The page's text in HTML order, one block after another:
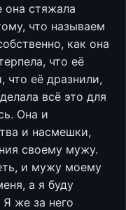
она стяжала
что называем
как она
что её
что её дразнили,
всё это для
Она и
и насмешки,
своему мужу.
и мужу моему
а я буду
же за него